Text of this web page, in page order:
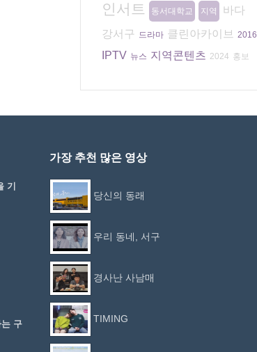
인서트 동서대학교 지역
바다
강서구 드라마 클린아카이브 2016
IPTV 뉴스 지역콘텐츠 2024 홍보
기
구
가장 추천 많은 영상
당신의 동래
우리 동네, 서구
경사난 사남매
TIMING